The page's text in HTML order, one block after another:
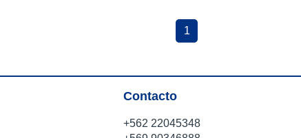
1
Contacto
+562 22045348